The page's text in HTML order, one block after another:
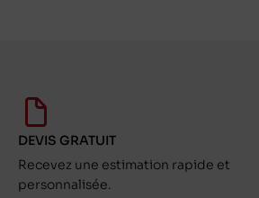
DEVIS GRATUIT
Recevez une estimation rapide et
personnalisée.